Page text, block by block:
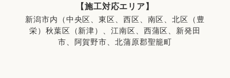
【施工対応エリア】
新潟市内（中央区、東区、西区、南区、北区（豊
栄）秋葉区（新津）、江南区、西蒲区、新発田
市、阿賀野市、北蒲原郡聖籠町